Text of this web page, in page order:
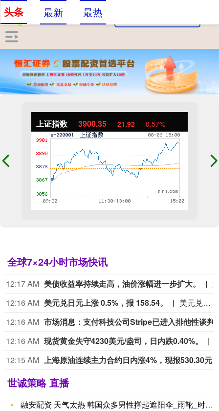
上证指数 3900.35 21.92 0.57%
全球7×24小时市场快讯
12:17 AM 美债收益率持续走高，油价涨幅进一步扩大。
12:16 AM 美元兑日元上涨 0.5%，报 158.54。
美元兑日元上涨 0.5%，报 158.54。
12:16 AM
12:16 AM 现货黄金失守4230美元/盎司，日内跌0.40%。
12:15 AM
上海原油连续主力合约日内涨
世诚策略 直播
融安配资 天气太热 韩国众多男性撑起遮阳伞_雨靴_时尚_数据
头条 最新 最热